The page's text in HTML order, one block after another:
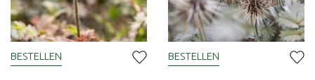
BESTELLEN BESTELLEN